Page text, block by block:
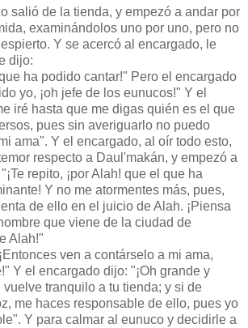
salió de la tienda, y empezó a andar por
examinándolos uno por uno, pero no
Y se acercó al encargado, le
dijo:
ha podido cantar!" Pero el encargado
yo, ¡oh jefe de los eunucos!" Y el
iré hasta que me digas quién es el que
pues sin averiguarlo no puedo
ama". Y el encargado, al oír todo esto,
respecto a Daul'makán, y empezó a
repito, ¡por Alah! que el que ha
Y no me atormentes más, pues,
de ello en el juicio de Alah. ¡Piensa
que viene de la ciudad de
Alah!"
ven a contárselo a mi ama,
Y el encargado dijo: "¡Oh grande y
tranquilo a tu tienda; y si de
me haces responsable de ello, pues yo
Y para calmar al eunuco y decidirle a